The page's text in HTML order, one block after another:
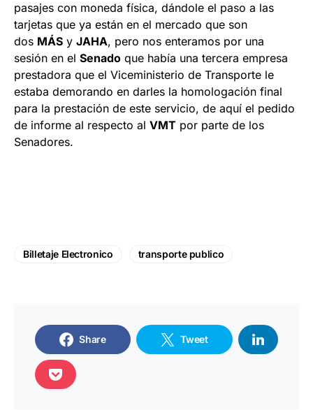
pasajes con moneda física, dándole el paso a las
tarjetas que ya están en el mercado que son
dos MÁS y JAHA, pero nos enteramos por una
sesión en el Senado que había una tercera empresa
prestadora que el Viceministerio de Transporte le
estaba demorando en darles la homologación final
para la prestación de este servicio, de aquí el pedido
de informe al respecto al VMT por parte de los
Senadores.
Billetaje Electronico transporte publico
Share Tweet